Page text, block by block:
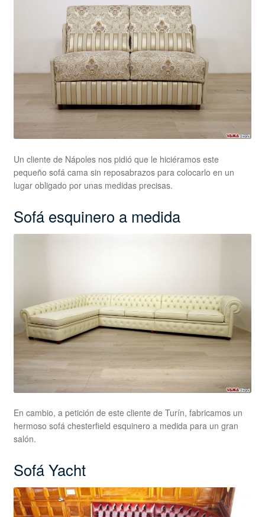
Un cliente de Nápoles nos pidió que le hiciéramos este
pequeño sofá cama sin reposabrazos para colocarlo en un
lugar obligado por unas medidas precisas.
Sofá esquinero a medida
En cambio, a petición de este cliente de Turín, fabricamos un
hermoso sofá chesterfield esquinero a medida para un gran
salón.
Sofá Yacht